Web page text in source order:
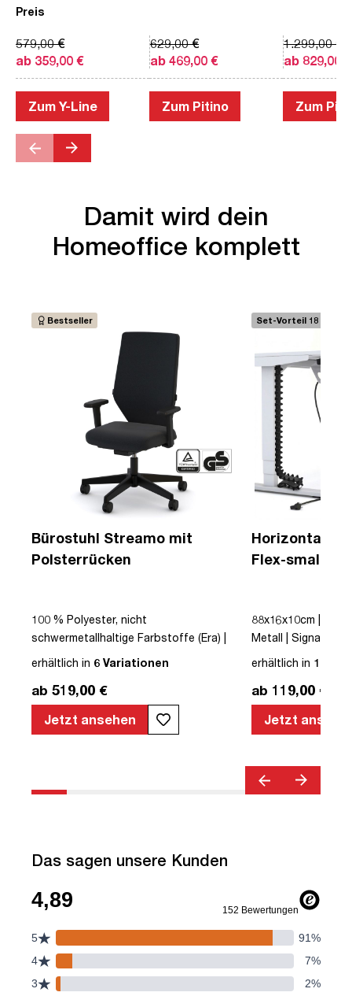
Preis
ab 359,00 €
579,00 €
Zum Y-Line
ab 469,00 €
629,00 €
Zum Pitino
ab 829,00 €
1.299,00 €
Zum
Damit wird dein
Homeoffice komplett
Bestseller
Bürostuhl Streamo mit
Polsterrücken
100 % Polyester, nicht
schwermetallhaltige Farbstoffe (Era) |
Schwarz | Drehstuhl | Polsterrücken |
Höhenverstellbar | Verstellbare
Armlehnen | Verstellbare Rückenlehne |
Belastbar bis 120kg | Textil | Schwarz |
erhältlich in 6 Variationen
ab 519,00 €
Jetzt ansehen
Set-Vorteil 18 €
Horizontaler
Flex-small +
88x16x10cm |
Metall | Signalweiß
erhältlich in 12
ab 119,00 €
Jetzt
Das sagen unsere Kunden